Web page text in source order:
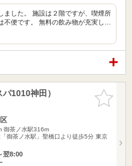
ました。 施設は２階ですが、喫煙所
不便です。 無料の飲み物が充実し…
お気に入
りに追加
1010神田）
御茶ノ水駅316m
御茶ノ水駅」聖橋口より徒歩5分 東京
翌8:00